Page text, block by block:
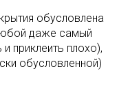
обусловлена
даже самый
приклеить плохо),
обусловленной)